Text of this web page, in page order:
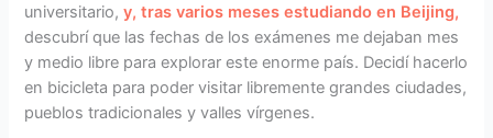
universitario,y, tras varios meses estudiando en Beijing,
descubrí que las fechas de los exámenes me dejaban mes
y medio libre para explorar este enorme país. Decidí hacerlo
en bicicleta para poder visitar libremente grandes ciudades,
pueblos tradicionales y valles vírgenes.